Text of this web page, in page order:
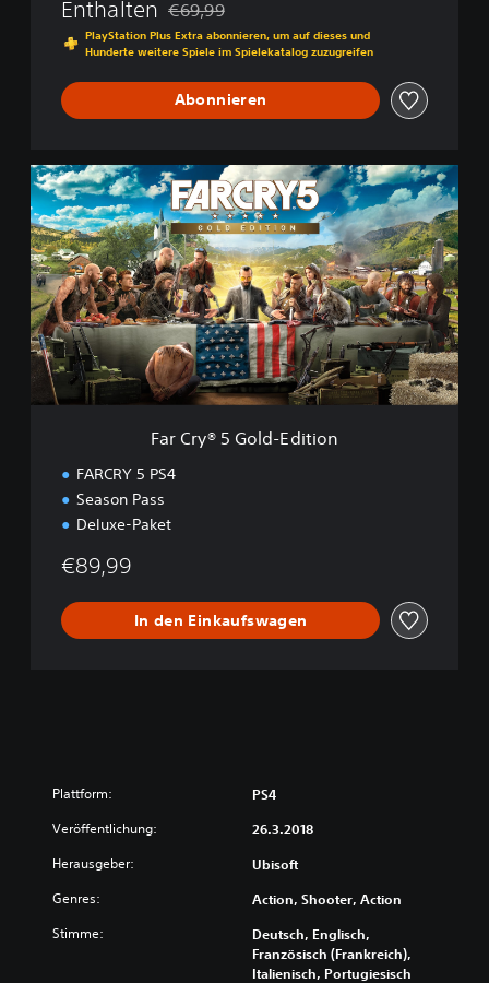
Enthalten Preisnachlass gegenüber dem Originalpreis
€69,99
PlayStation Plus Extra abonnieren, um auf dieses und
Hunderte weitere Spiele im Spielekatalog zuzugreifen
Abonnieren
F
a
r
C
r
y
®
5
G
o
l
d
Far Cry® 5 Gold-Edition
FARCRY 5 PS4
Season Pass
Deluxe-Paket
€89,99
In den Einkaufswagen
Plattform: PS4
Veröffentlichung: 26.3.2018
Herausgeber: Ubisoft
Genres: Action, Shooter, Action
Stimme:
Deutsch, Englisch,
Französisch (Frankreich),
Italienisch, Portugiesisch